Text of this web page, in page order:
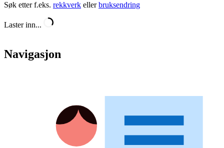
Søk etter f.eks. rekkverk ellerbruksendring
Laster inn...
Navigasjon